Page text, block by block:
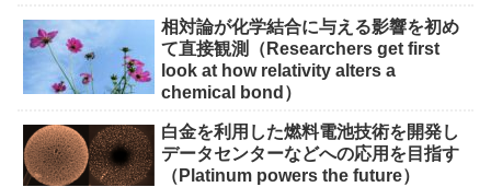
相対論が化学結合に与える影響を初め
て直接観測（Researchers get first
look at how relativity alters a
chemical bond）
白金を利用した燃料電池技術を開発し
データセンターなどへの応用を目指す
（Platinum powers the future）